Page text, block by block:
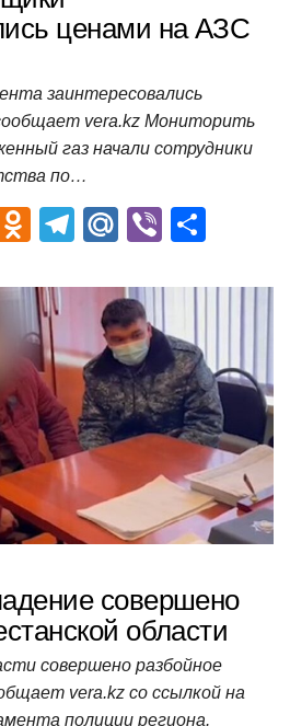
ценами на АЗС
заинтересовались
vera.kz Мониторить
газ начали сотрудники
по…
V
O
n
o
kl
a
ss
ni
ki
T
e
gr
a
m
M
.R
u
Vi
er п
а
в
и
т
ь
совершено
области
совершено разбойное
vera.kz со ссылкой на
полиции региона.